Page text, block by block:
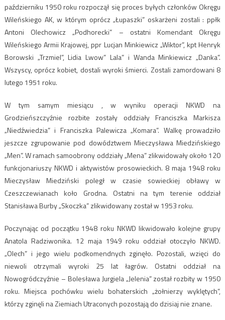
październiku 1950 roku rozpoczął się proces byłych członków Okręgu
Wileńskiego AK, w którym oprócz „Łupaszki” oskarżeni zostali : ppłk
Antoni Olechowicz „Podhorecki” – ostatni Komendant Okręgu
Wileńskiego Armii Krajowej, ppr Lucjan Minkiewicz „Wiktor”, kpt Henryk
Borowski „Trzmiel”, Lidia Lwow” Lala” i Wanda Minkiewicz „Danka”.
Wszyscy, oprócz kobiet, dostali wyroki śmierci. Zostali zamordowani 8
lutego 1951 roku.
W tym samym miesiącu , w wyniku operacji NKWD na
Grodzieńszczyźnie rozbite zostały oddziały Franciszka Markisza
„Niedźwiedzia” i Franciszka Palewicza „Komara”. Walkę prowadziło
jeszcze zgrupowanie pod dowództwem Mieczysława Miedzińskiego
„Men”. W ramach samoobrony oddziały „Mena” zlikwidowały około 120
funkcjonariuszy NKWD i aktywistów prosowieckich. 8 maja 1948 roku
Mieczysław Miedziński poległ w czasie sowieckiej obławy w
Czeszczewianach koło Grodna. Ostatni na tym terenie oddział
Stanisława Burby „Skoczka” zlikwidowany został w 1953 roku.
Poczynając od początku 1948 roku NKWD likwidowało kolejne grupy
Anatola Radziwonika. 12 maja 1949 roku oddział otoczyło NKWD.
„Olech” i jego wielu podkomendnych zginęło. Pozostali, wzięci do
niewoli otrzymali wyroki 25 lat łagrów. Ostatni oddział na
Nowogródczyźnie – Bolesława Jurgiela „Jelenia” został rozbity w 1950
roku. Miejsca pochówku wielu bohaterskich „żołnierzy wyklętych”,
którzy zginęli na Ziemiach Utraconych pozostają do dzisiaj nie znane.